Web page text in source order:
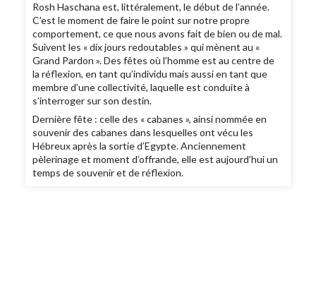
Rosh Haschana est, littéralement, le début de l’année.
C’est le moment de faire le point sur notre propre
comportement, ce que nous avons fait de bien ou de mal.
Suivent les « dix jours redoutables » qui mènent au «
Grand Pardon ». Des fêtes où l’homme est au centre de
la réflexion, en tant qu’individu mais aussi en tant que
membre d’une collectivité, laquelle est conduite à
s’interroger sur son destin.
Dernière fête : celle des « cabanes », ainsi nommée en
souvenir des cabanes dans lesquelles ont vécu les
Hébreux après la sortie d’Egypte. Anciennement
pèlerinage et moment d’offrande, elle est aujourd’hui un
temps de souvenir et de réflexion.